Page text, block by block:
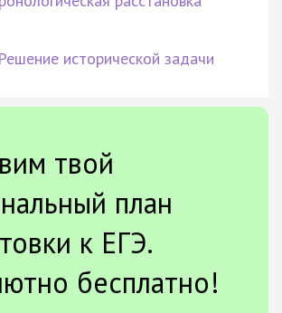
исторической задачи
твой
план
к ЕГЭ.
бесплатно!